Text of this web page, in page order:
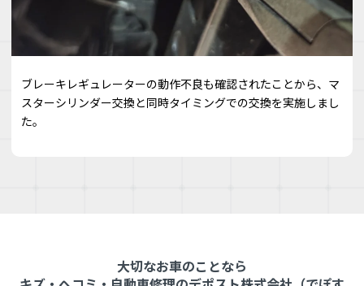
ブレーキレギュレーターの動作不良も確認されたことから、マ
スターシリンダー交換と同時タイミングでの交換を実施しまし
た。
大切なお車のことなら